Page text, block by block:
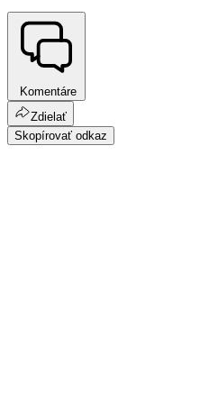
Komentáre
Zdielať
Skopírovať odkaz